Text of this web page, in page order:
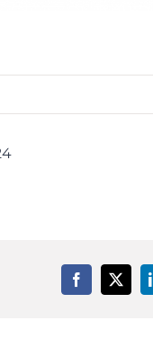
Facebook
X